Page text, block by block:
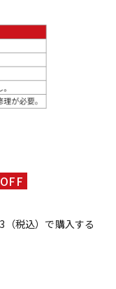
ヴィンテージ
税込）で購入する